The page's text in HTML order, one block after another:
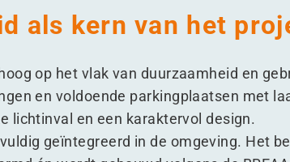
als kern van het
op het vlak van duurzaamheid en
en voldoende parkingplaatsen met
lichtinval en een karaktervol design.
geïntegreerd in de omgeving. Het